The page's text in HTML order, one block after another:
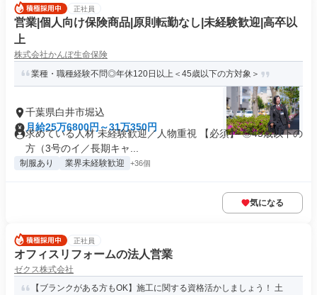
正社員
営業|個人向け保険商品|原則転勤なし|未経験歓迎|高卒以
上
株式会社かんぽ生命保険
業種・職種経験不問◎年休120日以上＜45歳以下の方対象＞
千葉県白井市堀込
月給25万6800円～31万350円
求めている人材 未経験歓迎／人物重視 【必須】 ◎45歳以下の
方（3号のイ／長期キャ...
制服あり 業界未経験歓迎 +36個
気になる
正社員
オフィスリフォームの法人営業
ゼクス株式会社
【ブランクがある方もOK】施工に関する資格活かしましょう！ 土